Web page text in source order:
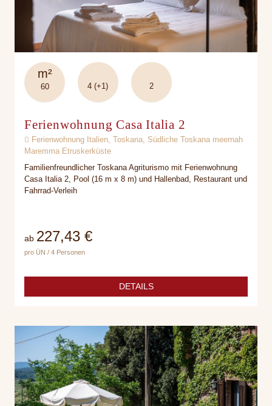
m²
60 4 (+1) 2
Ferienwohnung Casa Italia 2
Ferienwohnung Italien, Toskana, Südliche Toskana meernah
Maremma Etruskerküste
Familienfreundlicher Toskana Agriturismo mit Ferienwohnung
Casa Italia 2, Pool (16 m x 8 m) und Hallenbad, Restaurant und
Fahrrad-Verleih
ab 227,43 €
pro ÜN / 4 Personen
DETAILS